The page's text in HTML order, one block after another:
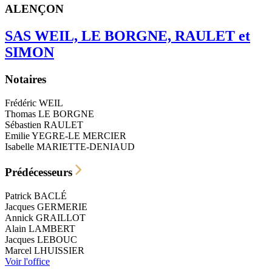
ALENÇON
SAS WEIL, LE BORGNE, RAULET et
SIMON
Notaires
Frédéric WEIL
Thomas LE BORGNE
Sébastien RAULET
EmilieYEGRE-LE MERCIER
Isabelle MARIETTE-DENIAUD
Prédécesseurs
Patrick BACLÉ
Jacques GERMERIE
Annick GRAILLOT
Alain LAMBERT
Jacques LEBOUC
Marcel LHUISSIER
Voir l'office